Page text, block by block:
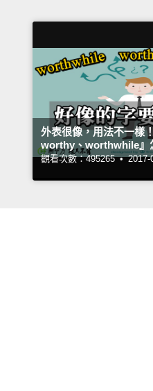
外表很像，用法不一樣
worthy、worthwhile』
觀看次數：495265 • 2017-